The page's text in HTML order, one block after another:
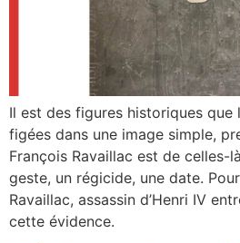
Il est des figures historiques que
figées dans une image simple,
François Ravaillac est de celles-
geste, un régicide, une date.
Ravaillac, assassin d’Henri IV
cette évidence.